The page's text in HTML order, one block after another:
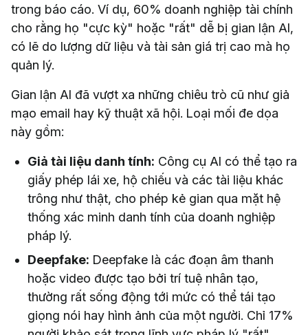
trong báo cáo. Ví dụ, 60% doanh nghiệp tài chính
cho rằng họ "cực kỳ" hoặc "rất" dễ bị gian lận AI,
có lẽ do lượng dữ liệu và tài sản giá trị cao mà họ
quản lý.
Gian lận AI đã vượt xa những chiêu trò cũ như giả
mạo email hay kỹ thuật xã hội. Loại mối đe dọa
này gồm:
Giả tài liệu danh tính: Công cụ AI có thể tạo ra
giấy phép lái xe, hộ chiếu và các tài liệu khác
trông như thật, cho phép kẻ gian qua mặt hệ
thống xác minh danh tính của doanh nghiệp
pháp lý.
Deepfake: Deepfake là các đoạn âm thanh
hoặc video được tạo bởi trí tuệ nhân tạo,
thường rất sống động tới mức có thể tái tạo
giọng nói hay hình ảnh của một người. Chỉ 17%